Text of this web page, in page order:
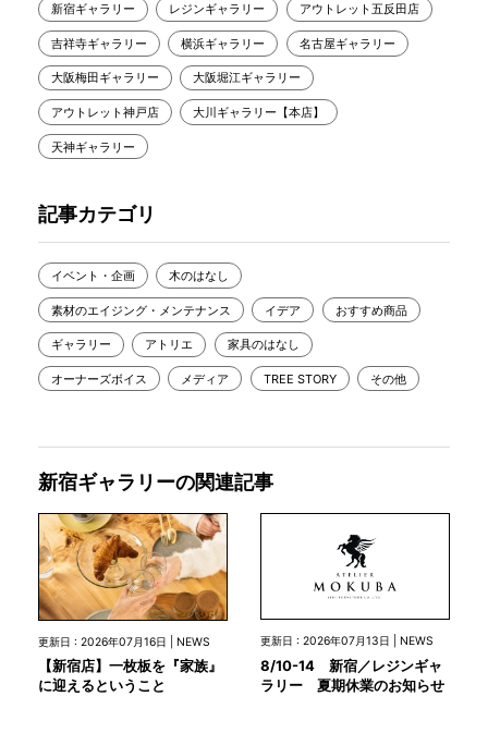
新宿ギャラリー レジンギャラリー アウトレット五反田店
吉祥寺ギャラリー 横浜ギャラリー 名古屋ギャラリー
大阪梅田ギャラリー 大阪堀江ギャラリー
アウトレット神戸店 大川ギャラリー【本店】
天神ギャラリー
記事カテゴリ
イベント・企画 木のはなし
素材のエイジング・メンテナンス イデア おすすめ商品
ギャラリー アトリエ 家具のはなし
オーナーズボイス メディア TREE STORY その他
新宿ギャラリーの関連記事
更新日 : 2026年07月16日 | NEWS
【新宿店】一枚板を『家族』
に迎えるということ
更新日 : 2026年07月13日 | NEWS
8/10-14 新宿／レジンギャ
ラリー 夏期休業のお知らせ